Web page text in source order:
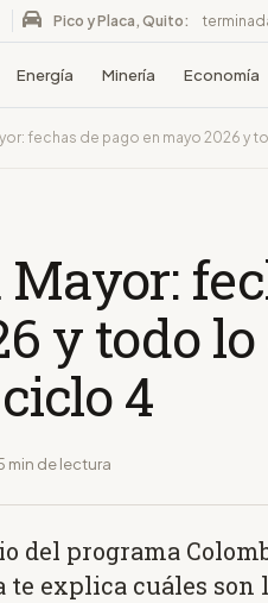
Pico y Placa, Quito:
Energía Minería Economía
fechas de pago en mayo 2026 y
y todo lo
4
min de lectura
del programa
explica cuáles son